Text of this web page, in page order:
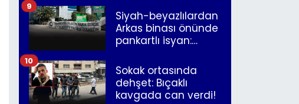
Siyah-beyazlılardan
Arkas binası önünde
pankartlı isyan:
İzmir"
9
Sokak ortasında
dehşet: Bıçaklı
kavgada can verdi!
10